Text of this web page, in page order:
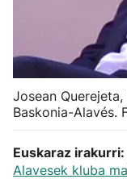
Carreras de
Más deportes
"Helmuga"
Josean
Baskonia-Alavés.
Euskaraz irakurri:
Alavesek kluba